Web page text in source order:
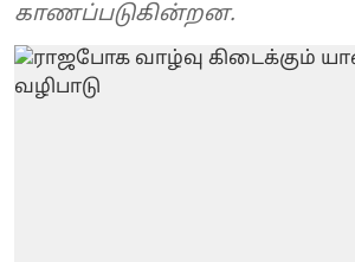
காணப்படுகின்றன.